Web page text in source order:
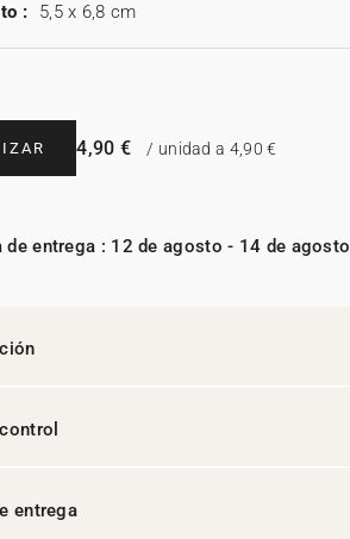
: 5,5 x 6,8 cm
4,90 € / unidad a 4,90 €
de entrega : 12 de agosto - 14 de agosto
entrega